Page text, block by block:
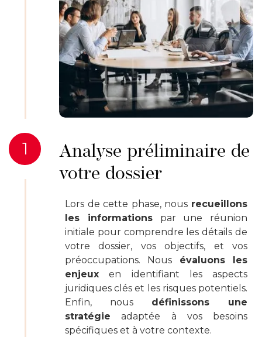
1
Analyse préliminaire de
votre dossier
Lors de cette phase, nous recueillons
les informationspar une réunion
initiale pour comprendre les détails de
votre dossier, vos objectifs, et vos
préoccupations. Nous évaluons les
enjeux en identifiant les aspects
juridiques clés et les risques potentiels.
Enfin, nous définissons une
stratégie adaptée à vos besoins
spécifiques et à votre contexte.